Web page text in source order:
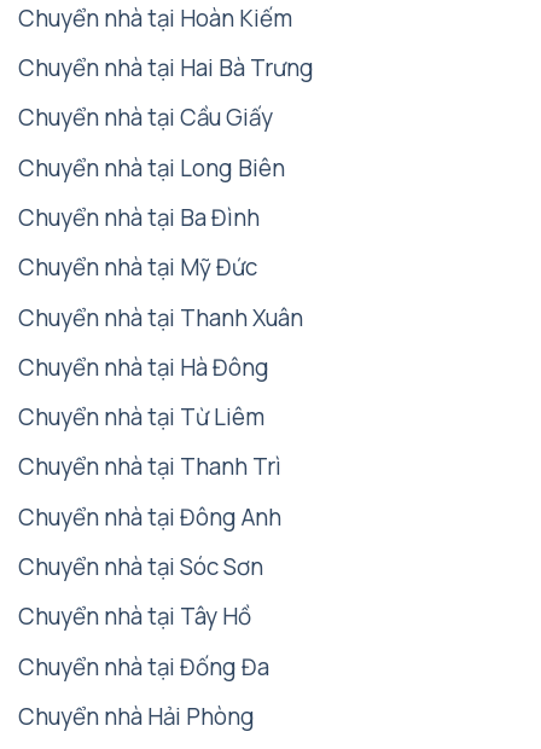
Chuyển nhà tại Hoàn Kiếm
Chuyển nhà tại Hai Bà Trưng
Chuyển nhà tại Cầu Giấy
Chuyển nhà tại Long Biên
Chuyển nhà tại Ba Đình
Chuyển nhà tại Mỹ Đức
Chuyển nhà tại Thanh Xuân
Chuyển nhà tại Hà Đông
Chuyển nhà tại Từ Liêm
Chuyển nhà tại Thanh Trì
Chuyển nhà tại Đông Anh
Chuyển nhà tại Sóc Sơn
Chuyển nhà tại Tây Hồ
Chuyển nhà tại Đống Đa
Chuyển nhà Hải Phòng